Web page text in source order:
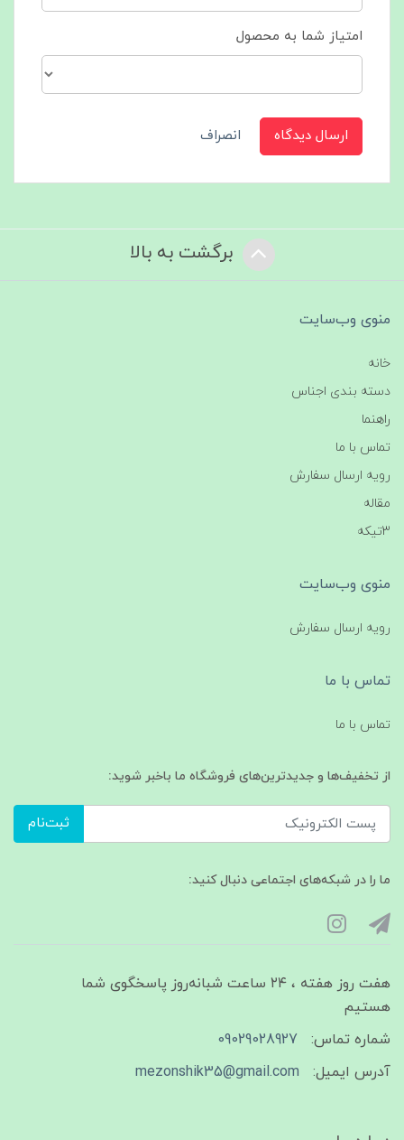
امتیاز شما به محصول
ارسال دیدگاه انصراف
برگشت به بالا
منوی وب‌سایت
خانه
دسته بندی اجناس
راهنما
تماس با ما
رویه ارسال سفارش
مقاله
3تیکه
منوی وب‌سایت
رویه ارسال سفارش
تماس با ما
تماس با ما
از تخفیف‌ها و جدیدترین‌های فروشگاه ما باخبر شوید:
ثبت‌نام
ما را در شبکه‌های اجتماعی دنبال کنید:
هفت روز هفته ، ۲۴ ساعت شبانه‌روز پاسخگوی شما
هستیم
شماره تماس:
09029028927
آدرس ایمیل:
mezonshik35@gmail.com